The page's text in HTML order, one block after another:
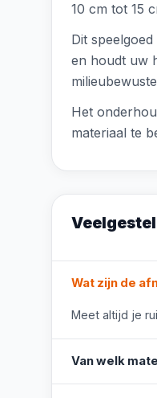
10 cm tot 15
Dit
en houdt uw
Het
materiaal te
Wat zijn de
Meet altijd je
Van welk